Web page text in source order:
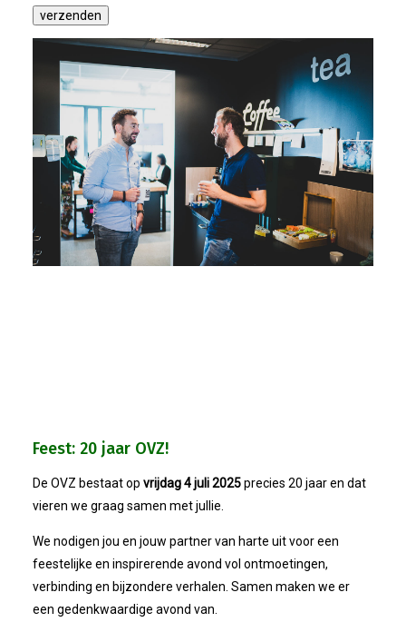
Feest: 20 jaar OVZ!
De OVZ bestaat op vrijdag 4 juli 2025precies 20 jaar en dat
vieren we graag samen met jullie.
We nodigen jou en jouw partner van harte uit voor een
feestelijke en inspirerende avond vol ontmoetingen,
verbinding en bijzondere verhalen. Samen maken we er
een gedenkwaardige avond van.